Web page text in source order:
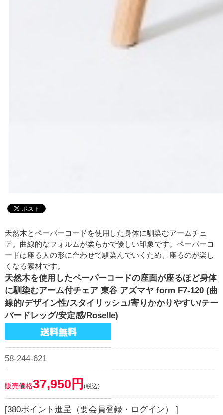
天然木とペーパーコードを使用した身体に馴染むアームチェ
ア。曲線的なフォルムが柔らかで優しい印象です。ペーパーコ
ードは座る人の形に合わせて馴染んでいくため、座るのが楽し
くなる素材です。
天然木を使用したペーパーコードの座面が座るほど身体
に馴染むアーム付チェア 東谷 アズマヤ form F7-120 (曲
線的/デザイン性/スタイリッシュ/寄りかかりやすい/テー
パードレッグ/安定感/Roselle)
58-244-621
販売価格37,950円 (税込)
[380ポイント進呈（要会員登録・ログイン） ]